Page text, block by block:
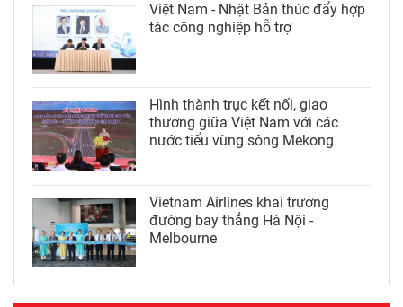
Việt Nam - Nhật Bản thúc đẩy hợp
tác công nghiệp hỗ trợ
Hình thành trục kết nối, giao
thương giữa Việt Nam với các
nước tiểu vùng sông Mekong
Vietnam Airlines khai trương
đường bay thẳng Hà Nội -
Melbourne